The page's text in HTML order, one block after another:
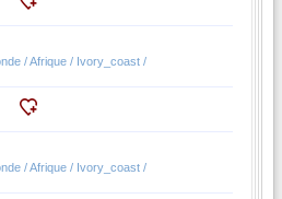
/ Afrique / Ivory_coast /
/ Afrique / Ivory_coast /